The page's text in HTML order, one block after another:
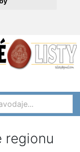
regionu